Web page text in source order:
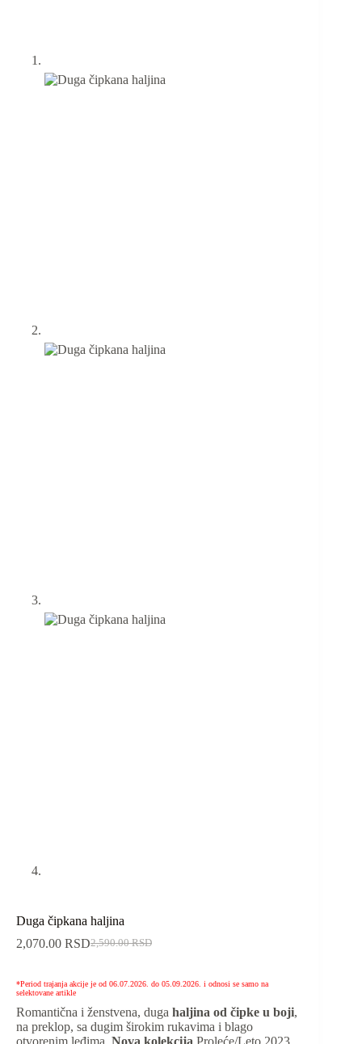
Duga čipkana haljina
2,590.00RSD
2,070.00 RSD
*Period trajanja akcije je od 06.07.2026. do 05.09.2026. i odnosi se samo na
selektovane artikle
Romantična i ženstvena, duga haljina od čipke u boji,
na preklop, sa dugim širokim rukavima i blago
otvorenim leđima. Nova kolekcija Proleće/Leto 2023.